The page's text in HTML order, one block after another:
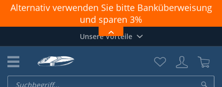
Alternativ verwenden Sie bitte Banküberweisung
und sparen 3%
Achtung: PAYPAL geht nicht richtig. Zahlungen
funktionieren nur OHNE Login und "Direkt zu
Unsere Vorteile